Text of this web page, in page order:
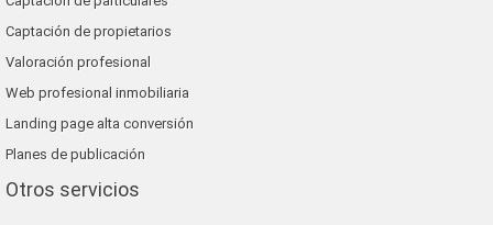
Captación de propietarios
Valoración profesional
Web profesional inmobiliaria
Landing page alta conversión
Planes de publicación
Otros servicios